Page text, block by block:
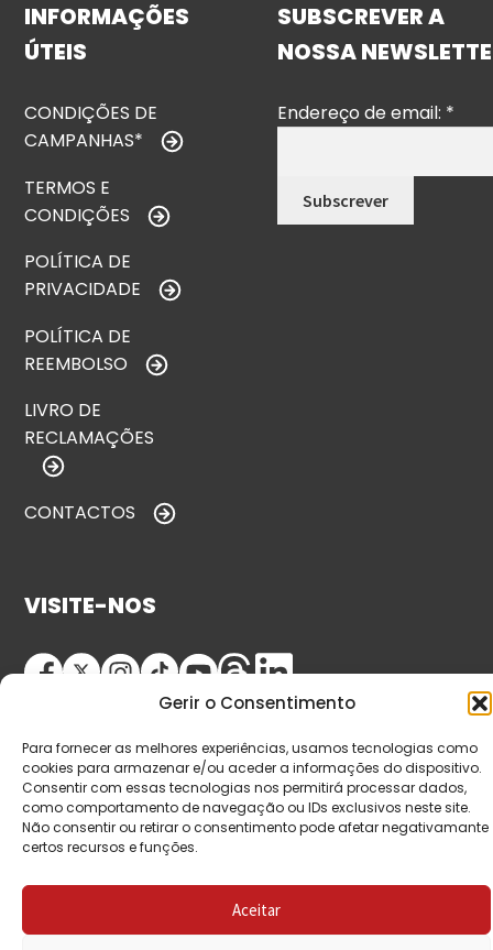
Gerir o Consentimento
Para fornecer as melhores experiências, usamos tecnologias como
cookies para armazenar e/ou aceder a informações do dispositivo.
Consentir com essas tecnologias nos permitirá processar dados,
como comportamento de navegação ou IDs exclusivos neste site.
Não consentir ou retirar o consentimento pode afetar negativamante
certos recursos e funções.
Aceitar
INFORMAÇÕES
ÚTEIS
CONDIÇÕES DE
CAMPANHAS*
TERMOS E
CONDIÇÕES
POLÍTICA DE
PRIVACIDADE
POLÍTICA DE
REEMBOLSO
LIVRO DE
RECLAMAÇÕES
CONTACTOS
SUBSCREVER A
NOSSA
Endereço de email: *
VISITE-NOS
© Copyright 2026 Saída de Emergência. Todos os
direitos reservados.